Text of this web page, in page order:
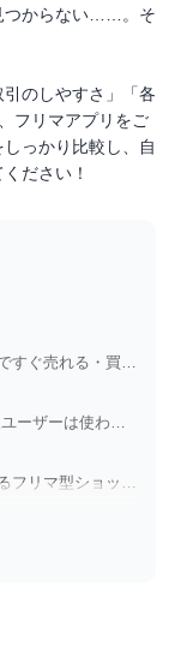
つからない……。そ
のしやすさ」「各
フリマアプリをご
っかり比較し、自
ださい！
らくらく出品 最多クラスのユーザー数ですぐ売れる・買える！
売っても買ってもおトクなフリマ！ 楽天ユーザーは使わなきゃ損
送料を気にせずお買い物 手軽に楽しめるフリマ型ショッピングアプリ